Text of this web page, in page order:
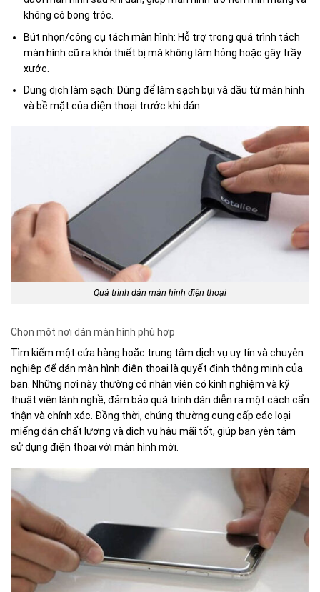
không có bong tróc.
Bút nhọn/công cụ tách màn hình: Hỗ trợ trong quá trình tách
màn hình cũ ra khỏi thiết bị mà không làm hỏng hoặc gây trầy
xước.
Dung dịch làm sạch: Dùng để làm sạch bụi và dầu từ màn hình
và bề mặt của điện thoại trước khi dán.
Quá trình dán màn hình điện thoại
Chọn một nơi dán màn hình phù hợp
Tìm kiếm một cửa hàng hoặc trung tâm dịch vụ uy tín và chuyên
nghiệp để dán màn hình điện thoại là quyết định thông minh của
bạn. Những nơi này thường có nhân viên có kinh nghiệm và kỹ
thuật viên lành nghề, đảm bảo quá trình dán diễn ra một cách cẩn
thận và chính xác. Đồng thời, chúng thường cung cấp các loại
miếng dán chất lượng và dịch vụ hậu mãi tốt, giúp bạn yên tâm
sử dụng điện thoại với màn hình mới.